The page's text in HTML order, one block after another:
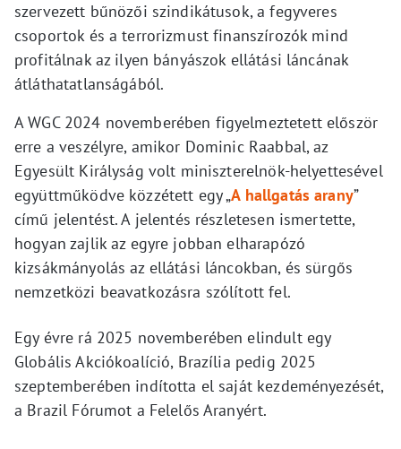
szervezett bűnözői szindikátusok, a fegyveres
csoportok és a terrorizmust finanszírozók mind
profitálnak az ilyen bányászok ellátási láncának
átláthatatlanságából.
A WGC 2024 novemberében figyelmeztetett először
erre a veszélyre, amikor Dominic Raabbal, az
Egyesült Királyság volt miniszterelnök-helyettesével
együttműködve közzétett egy „A hallgatás arany”
című jelentést. A jelentés részletesen ismertette,
hogyan zajlik az egyre jobban elharapózó
kizsákmányolás az ellátási láncokban, és sürgős
nemzetközi beavatkozásra szólított fel.
Egy évre rá 2025 novemberében elindult egy
Globális Akciókoalíció, Brazília pedig 2025
szeptemberében indította el saját kezdeményezését,
a Brazil Fórumot a Felelős Aranyért.